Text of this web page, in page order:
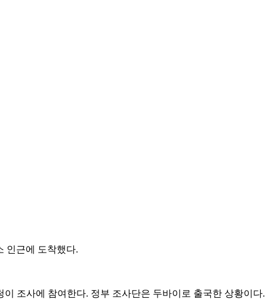
인근에 도착했다.
조사에 참여한다. 정부 조사단은 두바이로 출국한 상황이다.